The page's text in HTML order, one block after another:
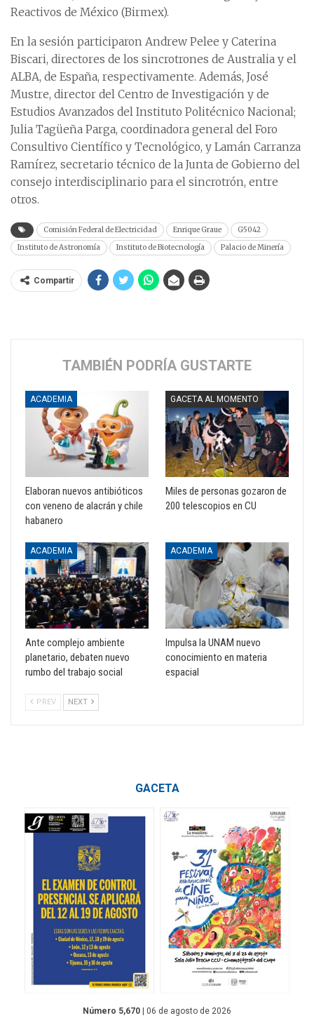
Reactivos de México (Birmex).
En la sesión participaron Andrew Pelee y Caterina
Biscari, directores de los sincrotrones de Australia y el
ALBA, de España, respectivamente. Además, José
Mustre, director del Centro de Investigación y de
Estudios Avanzados del Instituto Politécnico Nacional;
Julia Tagüeña Parga, coordinadora general del Foro
Consultivo Científico y Tecnológico, y Lamán Carranza
Ramírez, secretario técnico de la Junta de Gobierno del
consejo interdisciplinario para el sincrotrón, entre
otros.
Comisión Federal de Electricidad Enrique Graue
G5042
Instituto de Astronomía
Instituto de Biotecnología Palacio de Minería
Compartir
TAMBIÉN PODRÍA GUSTARTE
ACADEMIA
Elaboran nuevos antibióticos
con veneno de alacrán y chile
habanero
GACETA AL MOMENTO
Miles de personas gozaron de
200 telescopios en CU
ACADEMIA
Ante complejo ambiente
planetario, debaten nuevo
rumbo del trabajo social
ACADEMIA
Impulsa la UNAM nuevo
conocimiento en materia
espacial
PREV NEXT
GACETA
Número 5,670 | 06 de agosto de 2026